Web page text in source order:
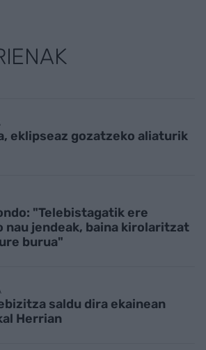
eklipseaz gozatzeko aliaturik
"Telebistagatik ere
nau jendeak, baina kirolaritzat
burua"
saldu dira ekainean
Herrian